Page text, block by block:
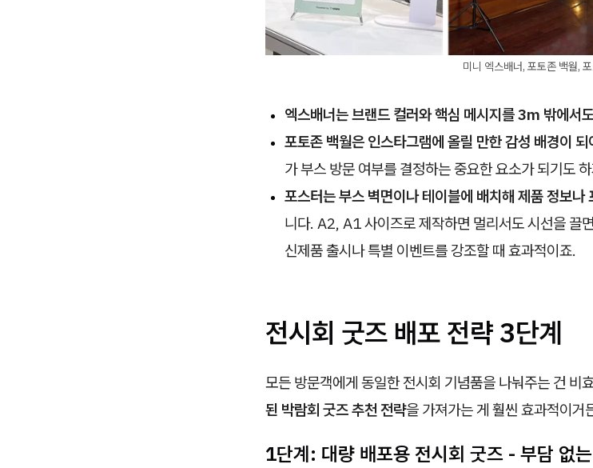
미니 엑스배너, 포토존 백월, 포
엑스배너는 브랜드 컬러와 핵심 메시지를 3m 밖에서
포토존 백월은 인스타그램에 올릴 만한 감성 배경이 되
가 부스 방문 여부를 결정하는 중요한 요소가 되기도
포스터는 부스 벽면이나 테이블에 배치해 제품 정보나
니다. A2, A1 사이즈로 제작하면 멀리서도 시선을 끌
신제품 출시나 특별 이벤트를 강조할 때 효과적이죠.
전시회 굿즈 배포 전략 3단계
모든 방문객에게 동일한 전시회 기념품을 나눠주는 건 비
된 박람회 굿즈 추천 전략을 가져가는 게 훨씬 효과적이거
1단계: 대량 배포용 전시회 굿즈 - 부담 없